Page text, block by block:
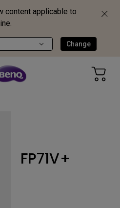
content applicable to
Change
FP71V+